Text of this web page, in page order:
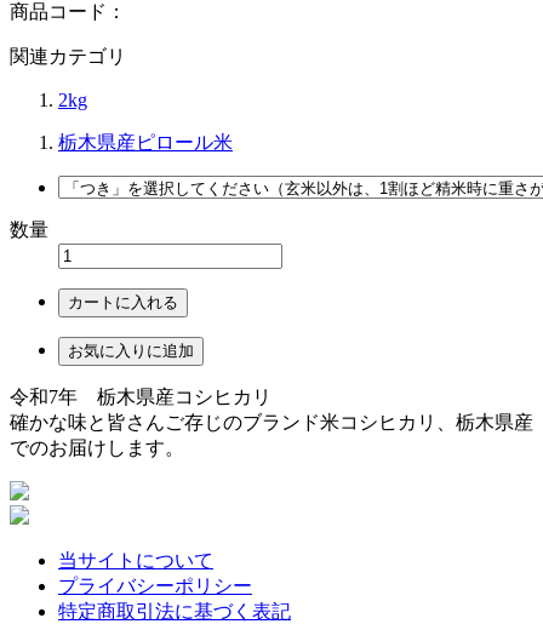
商品コード：
関連カテゴリ
2kg
栃木県産ピロール米
数量
カートに入れる
お気に入りに追加
令和7年 栃木県産コシヒカリ
確かな味と皆さんご存じのブランド米コシヒカリ、栃木県産
でのお届けします。
当サイトについて
プライバシーポリシー
特定商取引法に基づく表記